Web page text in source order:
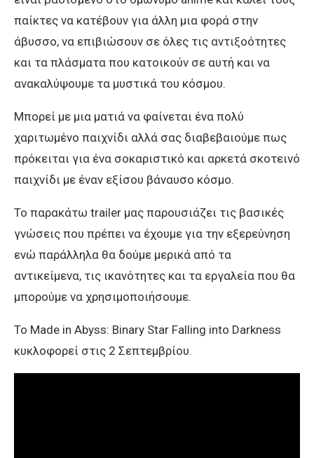
παίκτες να κατέβουν για άλλη μια φορά στην
άβυσσο, να επιβιώσουν σε όλες τις αντιξοότητες
και τα πλάσματα που κατοικούν σε αυτή και να
ανακαλύψουμε τα μυστικά του κόσμου.
Μπορεί με μια ματιά να φαίνεται ένα πολύ
χαριτωμένο παιχνίδι αλλά σας διαβεβαιούμε πως
πρόκειται για ένα σοκαριστικό και αρκετά σκοτεινό
παιχνίδι με έναν εξίσου βάναυσο κόσμο.
Το παρακάτω trailer μας παρουσιάζει τις βασικές
γνώσεις που πρέπει να έχουμε για την εξερεύνηση
ενώ παράλληλα θα δούμε μερικά από τα
αντικείμενα, τις ικανότητες και τα εργαλεία που θα
μπορούμε να χρησιμοποιήσουμε.
Το Made in Abyss: Binary Star Falling into Darkness
κυκλοφορεί στις 2 Σεπτεμβρίου.